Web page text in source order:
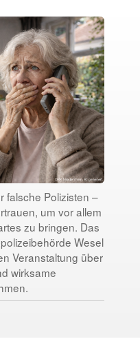
falsche Polizisten –
um vor allem
zu bringen. Das
Wesel
Veranstaltung über
wirksame